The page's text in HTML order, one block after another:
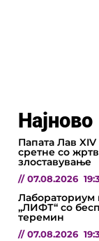
Најново
Папата Лав
сретне со
злоставување
// 07.08.2026
Лабораториум
„ЛИФТ“ со
теремин
// 07.08.2026